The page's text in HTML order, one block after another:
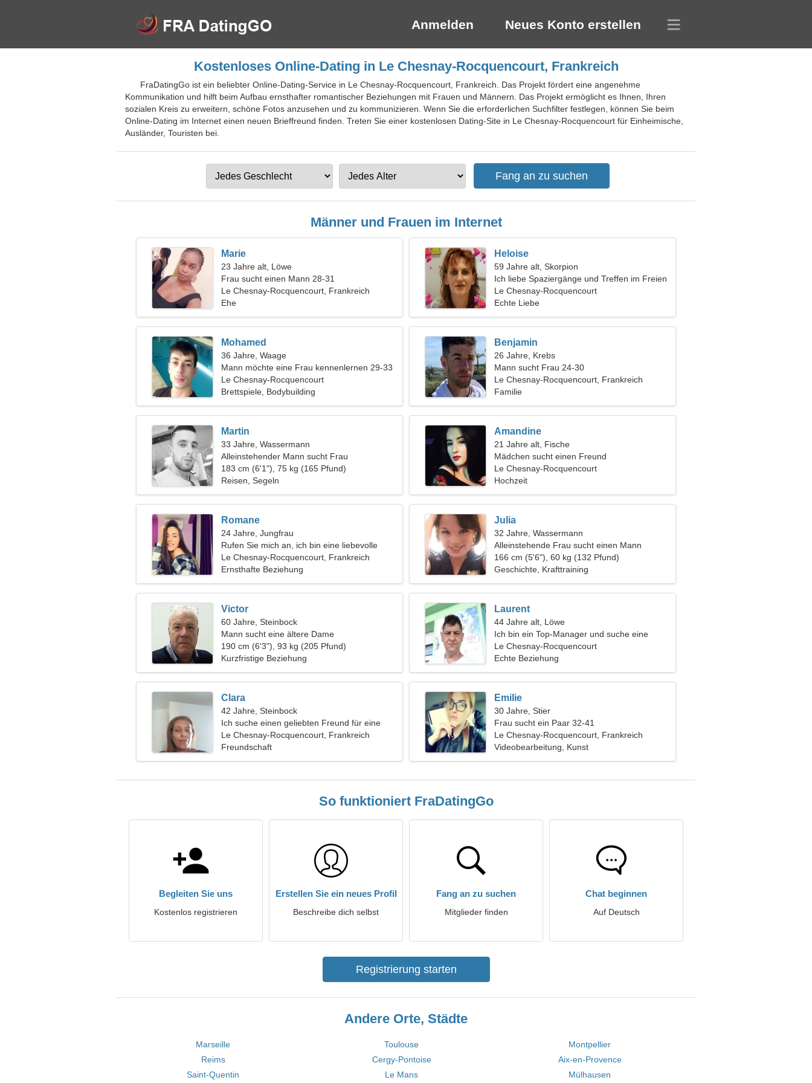
Anmelden Neues Konto erstellen
Kostenloses Online-Dating in Le Chesnay-Rocquencourt, Frankreich
FraDatingGo ist ein beliebter Online-Dating-Service in Le Chesnay-Rocquencourt, Frankreich. Das Projekt fördert eine angenehme
Kommunikation und hilft beim Aufbau ernsthafter romantischer Beziehungen mit Frauen und Männern. Das Projekt ermöglicht es Ihnen, Ihren
sozialen Kreis zu erweitern, schöne Fotos anzusehen und zu kommunizieren. Wenn Sie die erforderlichen Suchfilter festlegen, können Sie beim
Online-Dating im Internet einen neuen Brieffreund finden. Treten Sie einer kostenlosen Dating-Site in Le Chesnay-Rocquencourt für Einheimische,
Ausländer, Touristen bei.
Männer und Frauen im Internet
Marie
23 Jahre alt, Löwe
Frau sucht einen Mann 28-31
Le Chesnay-Rocquencourt, Frankreich
Ehe
Heloise
59 Jahre alt, Skorpion
Ich liebe Spaziergänge und Treffen im Freien
Le Chesnay-Rocquencourt
Echte Liebe
Mohamed
36 Jahre, Waage
Mann möchte eine Frau kennenlernen 29-33
Le Chesnay-Rocquencourt
Brettspiele, Bodybuilding
Benjamin
26 Jahre, Krebs
Mann sucht Frau 24-30
Le Chesnay-Rocquencourt, Frankreich
Familie
Martin
33 Jahre, Wassermann
Alleinstehender Mann sucht Frau
183 cm (6'1"), 75 kg (165 Pfund)
Reisen, Segeln
Amandine
21 Jahre alt, Fische
Mädchen sucht einen Freund
Le Chesnay-Rocquencourt
Hochzeit
Romane
24 Jahre, Jungfrau
Rufen Sie mich an, ich bin eine liebevolle
Frau
Le Chesnay-Rocquencourt, Frankreich
Ernsthafte Beziehung
Julia
32 Jahre, Wassermann
Alleinstehende Frau sucht einen Mann
166 cm (5'6"), 60 kg (132 Pfund)
Geschichte, Krafttraining
Victor
60 Jahre, Steinbock
Mann sucht eine ältere Dame
190 cm (6'3"), 93 kg (205 Pfund)
Kurzfristige Beziehung
Laurent
44 Jahre alt, Löwe
Ich bin ein Top-Manager und suche eine
schüchterne Frau
Le Chesnay-Rocquencourt
Echte Beziehung
Clara
42 Jahre, Steinbock
Ich suche einen geliebten Freund für eine
Wanderung
Le Chesnay-Rocquencourt, Frankreich
Freundschaft
Emilie
30 Jahre, Stier
Frau sucht ein Paar 32-41
Le Chesnay-Rocquencourt, Frankreich
Videobearbeitung, Kunst
So funktioniert FraDatingGo
Begleiten Sie uns
Kostenlos registrieren
Erstellen Sie ein neues Profil
Beschreibe dich selbst
Fang an zu suchen
Mitglieder finden
Chat beginnen
Auf Deutsch
Registrierung starten
Andere Orte, Städte
Marseille Toulouse
Montpellier
Reims
Cergy-Pontoise
Aix-en-Provence
Saint-Quentin
Le Mans Mülhausen